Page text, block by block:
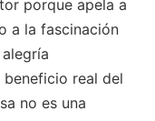
porque apela a
a la fascinación
real del
no es una